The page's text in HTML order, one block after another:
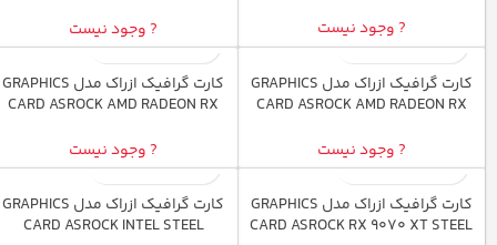
? وجود نیست
? وجود نیست
اتمام موجودی
کارت گرافیک ازراک مدل GRAPHICS
CARD ASROCK AMD RADEON RX
? وجود نیست
اتمام موجودی
کارت گرافیک ازراک مدل GRAPHICS
CARD ASROCK AMD RADEON RX
? وجود نیست
اتمام موجودی
کارت گرافیک ازراک مدل GRAPHICS
CARD ASROCK RX 9070 XT STEEL
اتمام موجودی
کارت گرافیک ازراک مدل GRAPHICS
CARD ASROCK INTEL STEEL